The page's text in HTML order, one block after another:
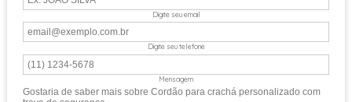
Digite seu email
Digite seu telefone
Mensagem